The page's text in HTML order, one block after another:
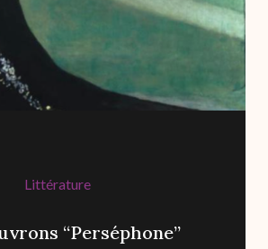
Littérature
“Perséphone”